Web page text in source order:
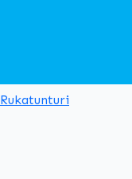
Rukatunturi